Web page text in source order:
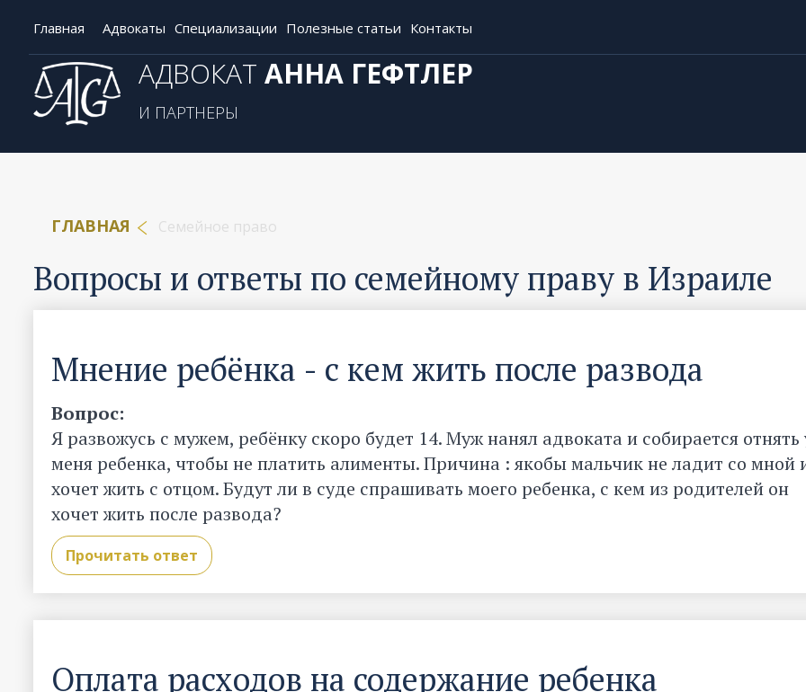
Главная Адвокаты Специализации Полезные статьи Контакты
АДВОКАТ АННА ГЕФТЛЕР
И ПАРТНЕРЫ
ГЛАВНАЯ Семейное право
Вопросы и ответы по семейному праву в Израиле
Мнение ребёнка - с кем жить после развода
Вопрос:
Я развожусь с мужем, ребёнку скоро будет 14. Муж нанял адвоката и собирается отнять
меня ребенка, чтобы не платить алименты. Причина : якобы мальчик не ладит со мной
хочет жить с отцом. Будут ли в суде спрашивать моего ребенка, с кем из родителей он
хочет жить после развода?
Прочитать ответ
Оплата расходов на содержание ребенка